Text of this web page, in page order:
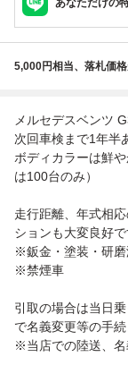
あなただけの
5,000円相当、落札価
メルセデスベンツ
次回車検まで1年半
ボディカラーは鮮
は100台のみ）
走行距離、年式相
ションも大変良好で
※鈑金・塗装・研磨
※禁煙車
引取の場合は当日
で名義変更等の手
※当店での陸送、名